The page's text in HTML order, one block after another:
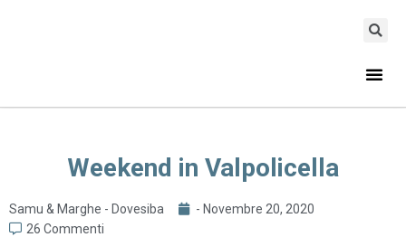
Weekend in Valpolicella
Samu & Marghe - Dovesiba - Novembre 20, 2020
26 Commenti